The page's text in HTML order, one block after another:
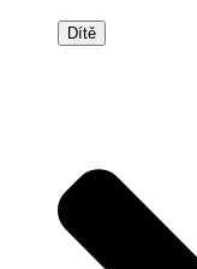
Dítě